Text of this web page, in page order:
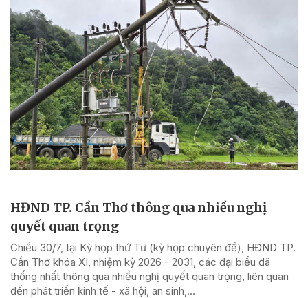
HĐND TP. Cần Thơ thông qua nhiều nghị
quyết quan trọng
Chiều 30/7, tại Kỳ họp thứ Tư (kỳ họp chuyên đề), HĐND TP.
Cần Thơ khóa XI, nhiệm kỳ 2026 - 2031, các đại biểu đã
thống nhất thông qua nhiều nghị quyết quan trọng, liên quan
đến phát triển kinh tế - xã hội, an sinh,...